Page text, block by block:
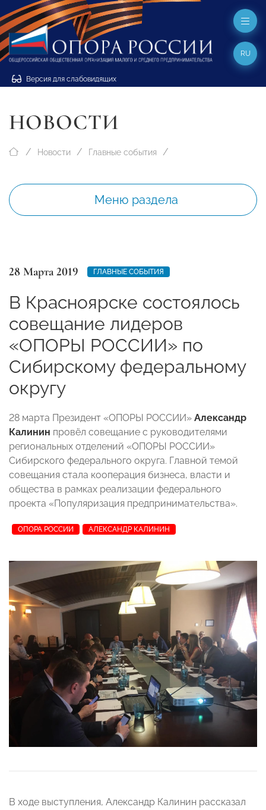
Версия для слабовидящих
RU
НОВОСТИ
Новости Главные события
Меню раздела
28 Марта 2019 ГЛАВНЫЕ СОБЫТИЯ
В Красноярске состоялось
совещание лидеров
«ОПОРЫ РОССИИ» по
Сибирскому федеральному
округу
28 марта Президент «ОПОРЫ РОССИИ» Александр
Калинин провёл совещание с руководителями
региональных отделений «ОПОРЫ РОССИИ»
Сибирского федерального округа. Главной темой
совещания стала кооперация бизнеса, власти и
общества в рамках реализации федерального
проекта «Популяризация предпринимательства».
ОПОРА РОССИИ АЛЕКСАНДР КАЛИНИН
В ходе выступления, Александр Калинин рассказал